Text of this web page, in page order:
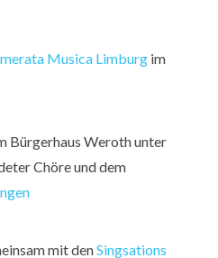
Musica Limburg im
Bürgerhaus Weroth unter
Chöre und dem
mit denSingsations